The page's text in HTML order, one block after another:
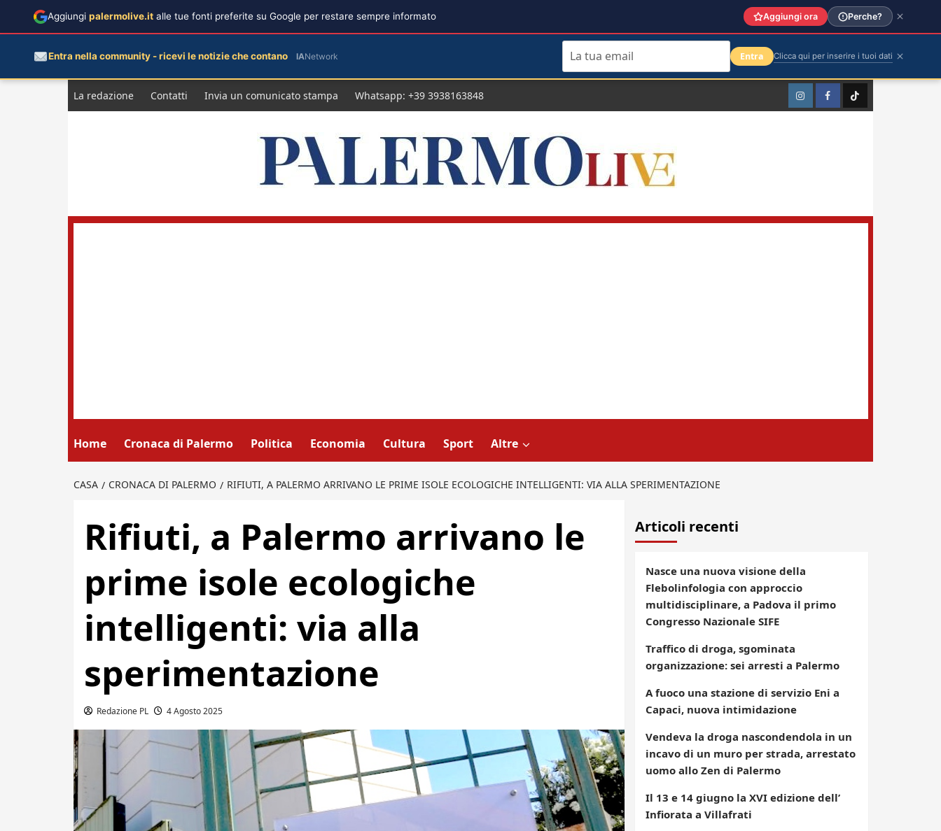
La redazione Contatti Invia un comunicato stampa Whatsapp: +39 3938163848 InstagramFacebookTikTok
Home Cronaca di Palermo Politica Economia Cultura Sport Altre
CASA CRONACA DI PALERMO RIFIUTI, A PALERMO ARRIVANO LE PRIME ISOLE ECOLOGICHE INTELLIGENTI: VIA ALLA SPERIMENTAZIONE
Rifiuti, a Palermo arrivano le
prime isole ecologiche
intelligenti: via alla
sperimentazione
Redazione PL 4 Agosto 2025
Articoli recenti
Nasce una nuova visione della
Flebolinfologia con approccio
multidisciplinare, a Padova il primo
Congresso Nazionale SIFE
Traffico di droga, sgominata
organizzazione: sei arresti a Palermo
A fuoco una stazione di servizio Eni a
Capaci, nuova intimidazione
Vendeva la droga nascondendola in un
incavo di un muro per strada, arrestato
uomo allo Zen di Palermo
Il 13 e 14 giugno la XVI edizione dell’
Infiorata a Villafrati
Aggiungi palermolive.it alle tue fonti preferite su Google per restare sempre informato Aggiungi ora Perche?
Entra nella community - ricevi le notizie che contano IANetwork Entra Clicca qui per inserire i tuoi dati